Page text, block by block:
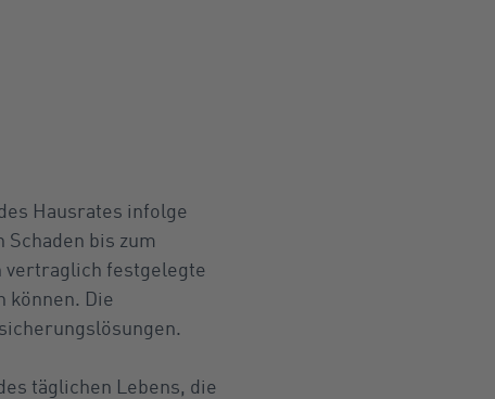
Hausrates infolge
bis zum
vertraglich festgelegte
können. Die
täglichen Lebens, die